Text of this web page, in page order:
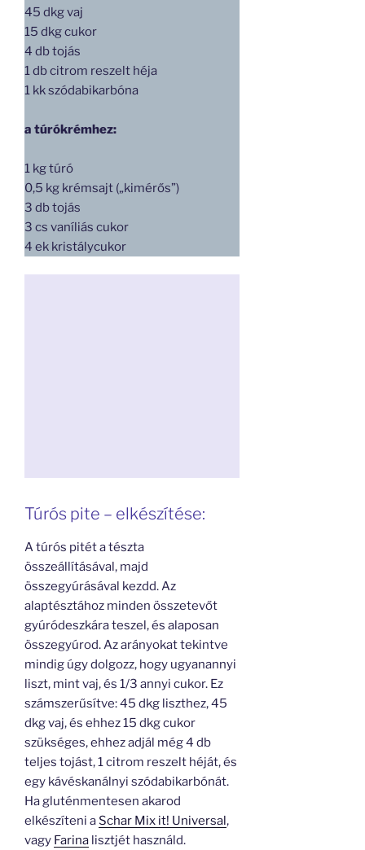
45 dkg vaj
15 dkg cukor
4 db tojás
1 db citrom reszelt héja
1 kk szódabikarbóna
a túrókrémhez:
1 kg túró
0,5 kg krémsajt („kimérős”)
3 db tojás
3 cs vaníliás cukor
4 ek kristálycukor
Túrós pite – elkészítése:
A túrós pitét a tészta
összeállításával, majd
összegyúrásával kezdd. Az
alaptésztához minden összetevőt
gyúródeszkára teszel, és alaposan
összegyúrod. Az arányokat tekintve
mindig úgy dolgozz, hogy ugyanannyi
liszt, mint vaj, és 1/3 annyi cukor. Ez
számszerűsítve: 45 dkg liszthez, 45
dkg vaj, és ehhez 15 dkg cukor
szükséges, ehhez adjál még 4 db
teljes tojást, 1 citrom reszelt héját, és
egy kávéskanálnyi szódabikarbónát.
Ha gluténmentesen akarod
elkészíteni a Schar Mix it! Universal ,
vagy Farina lisztjét használd.